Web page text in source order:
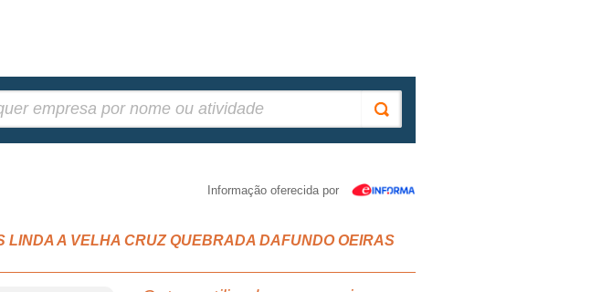
Informação oferecida por
A VELHA CRUZ QUEBRADA DAFUNDO OEIRAS